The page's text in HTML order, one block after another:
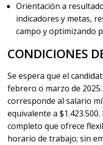
Orientación a
indicadores y metas,
campo y optimizando
CONDICIONES
Se espera que el
febrero o marzo de
corresponde al salario
equivalente a
completo que ofrece
horario de trabajo; sin